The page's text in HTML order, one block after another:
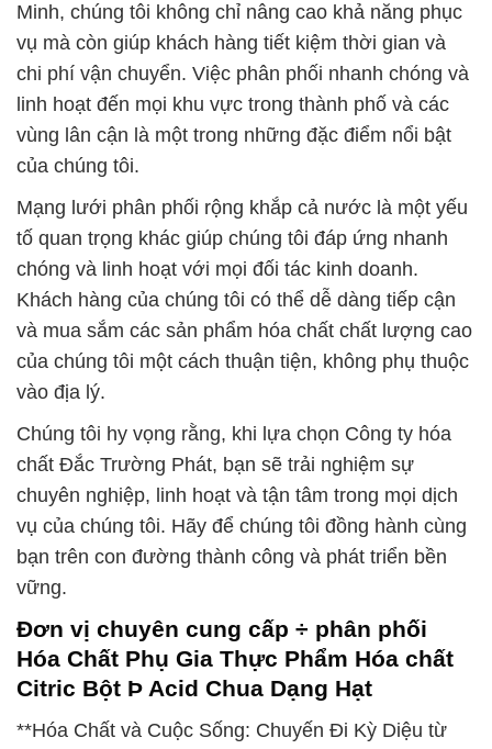
Minh, chúng tôi không chỉ nâng cao khả năng phục
vụ mà còn giúp khách hàng tiết kiệm thời gian và
chi phí vận chuyển. Việc phân phối nhanh chóng và
linh hoạt đến mọi khu vực trong thành phố và các
vùng lân cận là một trong những đặc điểm nổi bật
của chúng tôi.
Mạng lưới phân phối rộng khắp cả nước là một yếu
tố quan trọng khác giúp chúng tôi đáp ứng nhanh
chóng và linh hoạt với mọi đối tác kinh doanh.
Khách hàng của chúng tôi có thể dễ dàng tiếp cận
và mua sắm các sản phẩm hóa chất chất lượng cao
của chúng tôi một cách thuận tiện, không phụ thuộc
vào địa lý.
Chúng tôi hy vọng rằng, khi lựa chọn Công ty hóa
chất Đắc Trường Phát, bạn sẽ trải nghiệm sự
chuyên nghiệp, linh hoạt và tận tâm trong mọi dịch
vụ của chúng tôi. Hãy để chúng tôi đồng hành cùng
bạn trên con đường thành công và phát triển bền
vững.
Đơn vị chuyên cung cấp ÷ phân phối
Hóa Chất Phụ Gia Thực Phẩm Hóa chất
Citric Bột Þ Acid Chua Dạng Hạt
**Hóa Chất và Cuộc Sống: Chuyến Đi Kỳ Diệu từ